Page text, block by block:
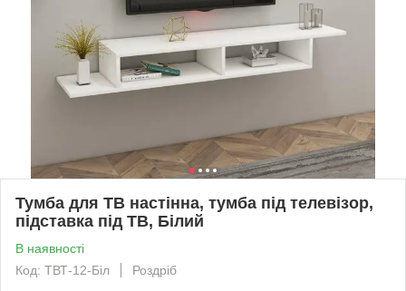
Тумба для ТВ настінна, тумба під телевізор,
підставка під ТВ, Білий
В наявності
Код: ТВТ-12-Біл
Роздріб